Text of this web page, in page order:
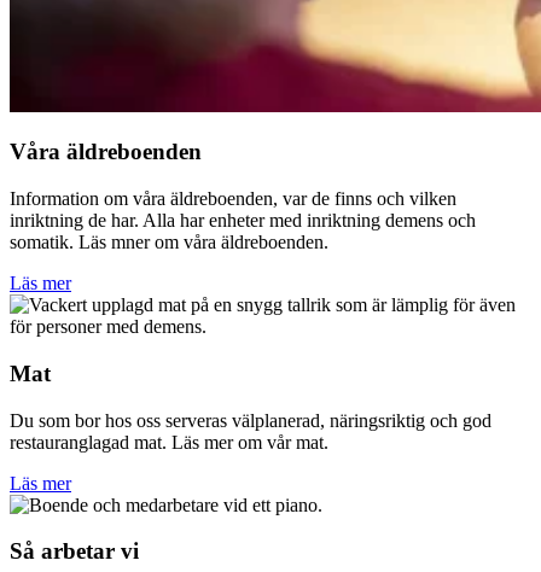
Våra äldreboenden
Information om våra äldreboenden, var de finns och vilken
inriktning de har. Alla har enheter med inriktning demens och
somatik. Läs mner om våra äldreboenden.
Läs mer
Mat
Du som bor hos oss serveras välplanerad, näringsriktig och god
restauranglagad mat. Läs mer om vår mat.
Läs mer
Så arbetar vi